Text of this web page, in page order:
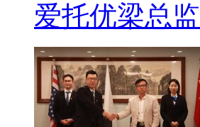
爱托优梁总